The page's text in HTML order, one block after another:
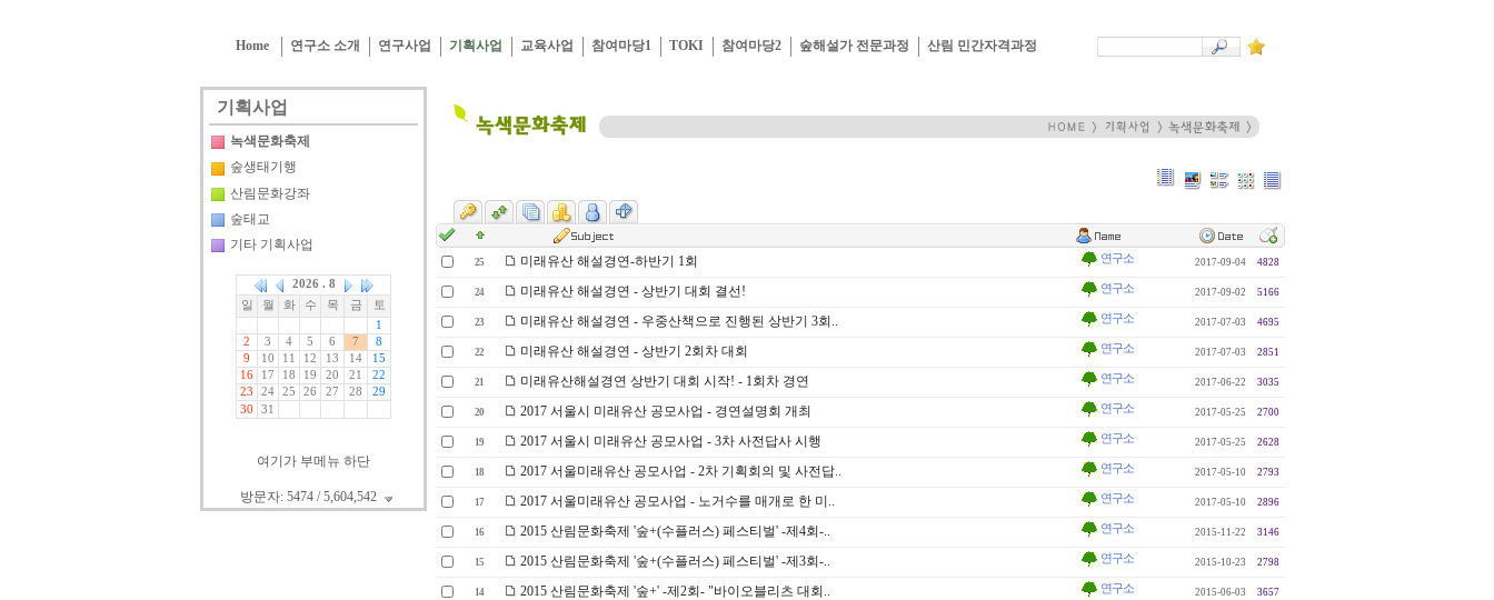
Home 연구소 소개 연구사업 기획사업 교육사업 참여마당1 TOKI 참여마당2 숲해설가 전문과정 산림 민간자격과정
기획사업
녹색문화축제
숲생태기행
산림문화강좌
숲태교
기타 기획사업
여기가 부메뉴 하단
방문자: 5474 / 5,604,542
25 미래유산 해설경연-하반기 1회 연구소 2017-09-04 4828
24 미래유산 해설경연 - 상반기 대회 결선! 연구소 2017-09-02 5166
23 미래유산 해설경연 - 우중산책으로 진행된 상반기 3회.. 연구소 2017-07-03 4695
22 미래유산 해설경연 - 상반기 2회차 대회 연구소 2017-07-03 2851
21 미래유산해설경연 상반기 대회 시작! - 1회차 경연 연구소 2017-06-22 3035
20 2017 서울시 미래유산 공모사업 - 경연설명회 개최 연구소 2017-05-25 2700
19 2017 서울시 미래유산 공모사업 - 3차 사전답사 시행 연구소 2017-05-25 2628
18 2017 서울미래유산 공모사업 - 2차 기획회의 및 사전답.. 연구소 2017-05-10 2793
17 2017 서울미래유산 공모사업 - 노거수를 매개로 한 미.. 연구소 2017-05-10 2896
16 2015 산림문화축제 '숲+(수플러스) 페스티벌' -제4회-.. 연구소 2015-11-22 3146
15 2015 산림문화축제 '숲+(수플러스) 페스티벌' -제3회-.. 연구소 2015-10-23 2798
14 2015 산림문화축제 '숲+' -제2회- "바이오블리츠 대회.. 연구소 2015-06-03 3657